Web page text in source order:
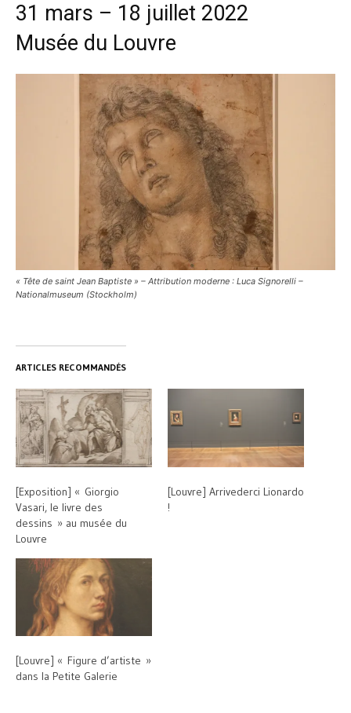
31 mars – 18 juillet 2022
Musée du Louvre
« Tête de saint Jean Baptiste » – Attribution moderne : Luca Signorelli –
Nationalmuseum (Stockholm)
ARTICLES RECOMMANDÉS
[Exposition] « Giorgio
Vasari, le livre des
dessins » au musée du
Louvre
[Louvre] Arrivederci Lionardo
!
[Louvre] « Figure d’artiste »
dans la Petite Galerie